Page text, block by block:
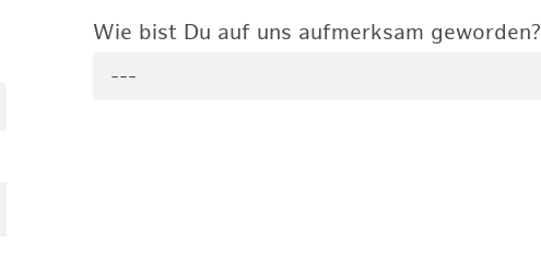
Wie bist Du auf uns aufmerksam geworden?
---